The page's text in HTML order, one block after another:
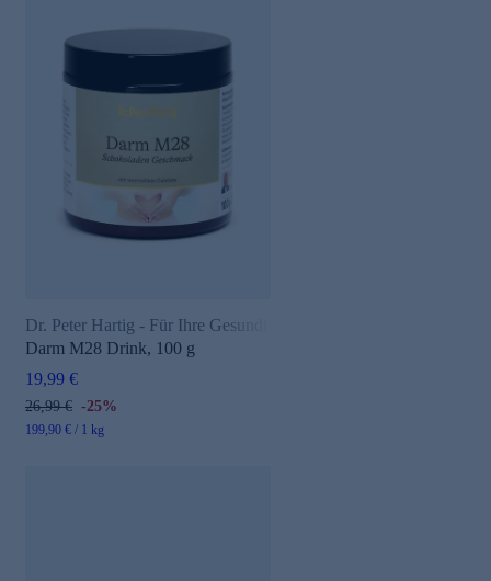
Dr. Peter Hartig - Für Ihre Gesundheit
Darm M28 Drink, 100 g
19,99 €
26,99 € -25%
199,90 € / 1 kg